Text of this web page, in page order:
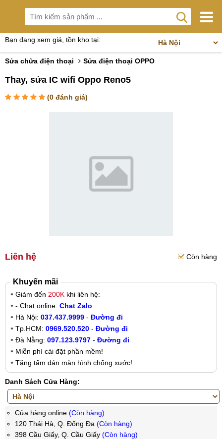
Bạn đang xem giá, tồn kho tại:
Sửa chữa điện thoại Sửa điện thoại OPPO
Thay, sửa IC wifi Oppo Reno5
(0 đánh giá)
Liên hệ Còn hàng
Khuyến mãi
Giảm đến 200K khi liên hệ:
- Chat online: Chat Zalo
Hà Nội: 037.437.9999 - Đường đi
Tp.HCM: 0969.520.520 - Đường đi
Đà Nẵng: 097.123.9797 - Đường đi
Miễn phí cài đặt phần mềm!
Tặng tấm dán màn hình chống xước!
Danh Sách Cửa Hàng:
Cửa hàng online (Còn hàng)
120 Thái Hà, Q. Đống Đa (Còn hàng)
398 Cầu Giấy, Q. Cầu Giấy (Còn hàng)